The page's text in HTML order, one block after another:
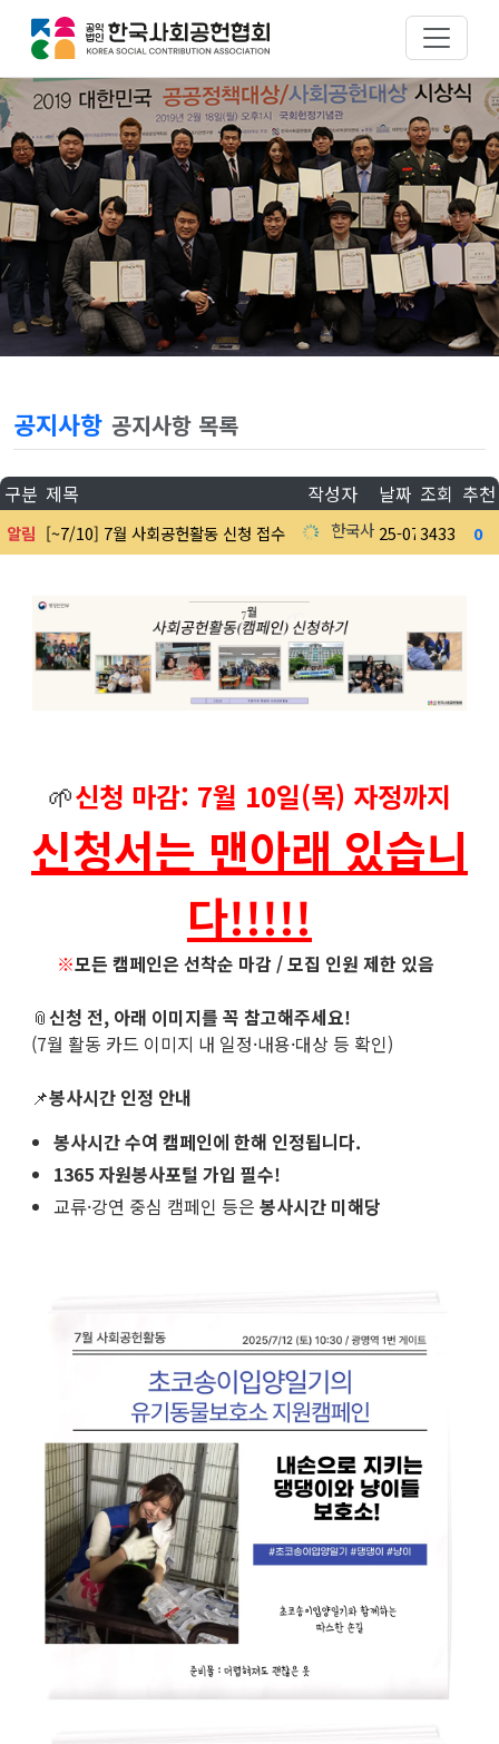
공지사항 공지사항 목록
구분 제목 작성자 날짜 조회 추천
알림 [~7/10] 7월 사회공헌활동 신청 접수 中 7 한국사회공헌협회
25-07-07
3433 0
🌱신청 마감: 7월 10일(목) 자정까지
신청서는 맨아래 있습니
다!!!!!
※모든 캠페인은 선착순 마감 / 모집 인원 제한 있음
📎신청 전, 아래 이미지를 꼭 참고해주세요!
(7월 활동 카드 이미지 내 일정·내용·대상 등 확인)
📌봉사시간 인정 안내
봉사시간 수여 캠페인에 한해 인정됩니다.
1365 자원봉사포털 가입 필수!
교류·강연 중심 캠페인 등은 봉사시간 미해당